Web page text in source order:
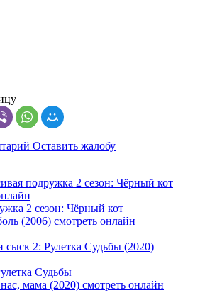
Оставить жалобу
2 сезон: Чёрный кот
Судьбы